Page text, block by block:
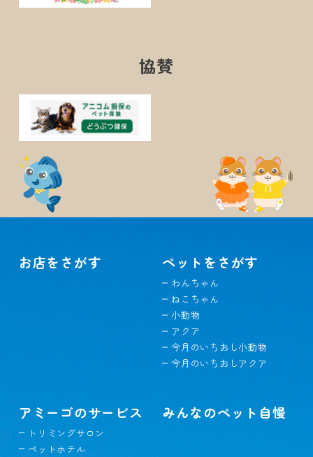
協賛
お店をさがす ペットをさがす
わんちゃん
ねこちゃん
小動物
アクア
今月のいちおし小動物
今月のいちおしアクア
アミーゴのサービス
トリミングサロン
ペットホテル
みんなのペット自慢